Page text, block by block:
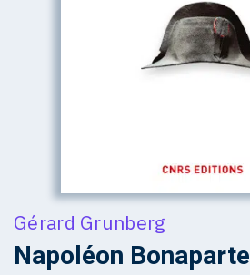
Gérard Grunberg
Napoléon Bonaparte